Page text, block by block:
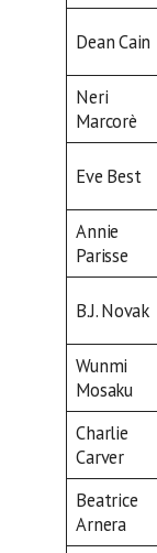
Dean Cain
Neri
Marcorè
Eve Best
Annie
Parisse
B.J. Novak
Wunmi
Mosaku
Charlie
Carver
Beatrice
Arnera